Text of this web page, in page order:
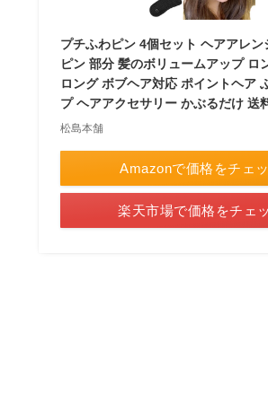
プチふわピン 4個セット ヘアアレン
ピン 部分 髪のボリュームアップ ロ
ロング ボブヘア対応 ポイントヘア
プ ヘアアクセサリー かぶるだけ 送
松島本舗
Amazonで価格をチェ
楽天市場で価格をチェ